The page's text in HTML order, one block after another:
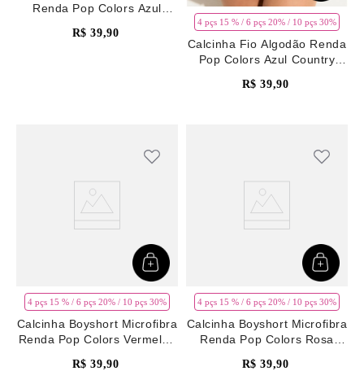
Renda Pop Colors Azul
R$ 39,90
4 pçs 15 % / 6 pçs 20% / 10 pçs 30%
Calcinha Fio Algodão Renda
Pop Colors Azul Country
R$ 39,90
4 pçs 15 % / 6 pçs 20% / 10 pçs 30%
Calcinha Boyshort Microfibra
Renda Pop Colors Vermelho
R$ 39,90
4 pçs 15 % / 6 pçs 20% / 10 pçs 30%
Calcinha Boyshort Microfibra
Renda Pop Colors Rosa
R$ 39,90